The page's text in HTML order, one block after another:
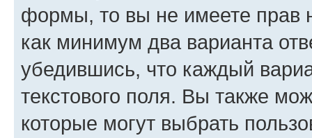
формы, то вы не имеете прав
как минимум два варианта
убедившись, что каждый
текстового поля. Вы также
которые могут выбрать